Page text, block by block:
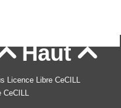
Haut
Licence Libre CeCILL
CeCILL